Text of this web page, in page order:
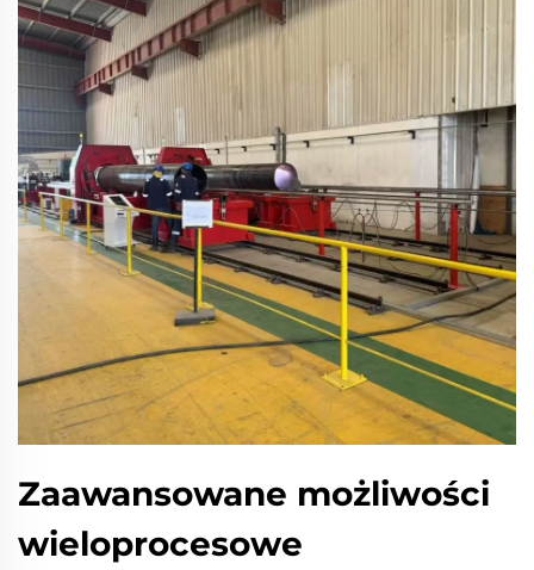
Zaawansowane możliwości
wieloprocesowe